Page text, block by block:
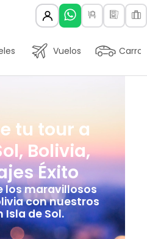
Vuelos Carros
tu tour a
Bolivia,
Éxito
los maravillosos
con nuestros
Isla de Sol.